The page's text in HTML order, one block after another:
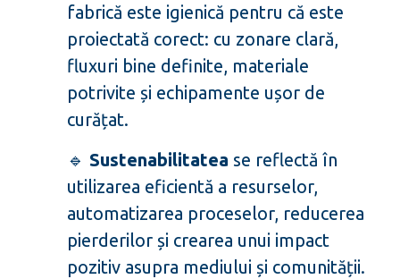
fabrică este igienică pentru că este
proiectată corect: cu zonare clară,
fluxuri bine definite, materiale
potrivite și echipamente ușor de
curățat.
🔹 Sustenabilitatea se reflectă în
utilizarea eficientă a resurselor,
automatizarea proceselor, reducerea
pierderilor și crearea unui impact
pozitiv asupra mediului și comunității.